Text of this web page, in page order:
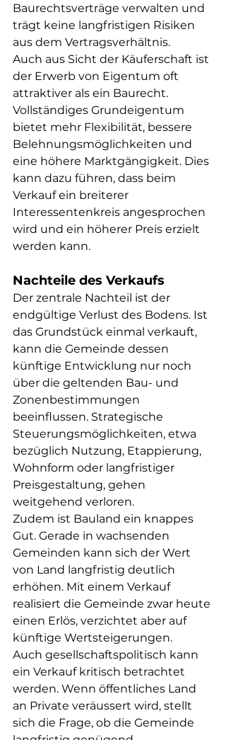
Baurechtsverträge verwalten und
trägt keine langfristigen Risiken
aus dem Vertragsverhältnis.
Auch aus Sicht der Käuferschaft ist
der Erwerb von Eigentum oft
attraktiver als ein Baurecht.
Vollständiges Grundeigentum
bietet mehr Flexibilität, bessere
Belehnungsmöglichkeiten und
eine höhere Marktgängigkeit. Dies
kann dazu führen, dass beim
Verkauf ein breiterer
Interessentenkreis angesprochen
wird und ein höherer Preis erzielt
werden kann.
Nachteile des Verkaufs
Der zentrale Nachteil ist der
endgültige Verlust des Bodens. Ist
das Grundstück einmal verkauft,
kann die Gemeinde dessen
künftige Entwicklung nur noch
über die geltenden Bau- und
Zonenbestimmungen
beeinflussen. Strategische
Steuerungsmöglichkeiten, etwa
bezüglich Nutzung, Etappierung,
Wohnform oder langfristiger
Preisgestaltung, gehen
weitgehend verloren.
Zudem ist Bauland ein knappes
Gut. Gerade in wachsenden
Gemeinden kann sich der Wert
von Land langfristig deutlich
erhöhen. Mit einem Verkauf
realisiert die Gemeinde zwar heute
einen Erlös, verzichtet aber auf
künftige Wertsteigerungen.
Auch gesellschaftspolitisch kann
ein Verkauf kritisch betrachtet
werden. Wenn öffentliches Land
an Private veräussert wird, stellt
sich die Frage, ob die Gemeinde